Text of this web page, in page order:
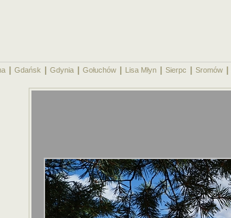
Gdańsk Gdynia Gołuchów Lisa Młyn Sierpc Sromów